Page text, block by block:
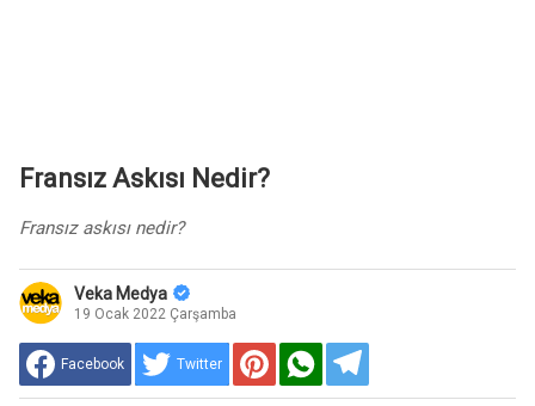
Fransız Askısı Nedir?
Fransız askısı nedir?
Veka Medya
19 Ocak 2022 Çarşamba
Facebook Twitter